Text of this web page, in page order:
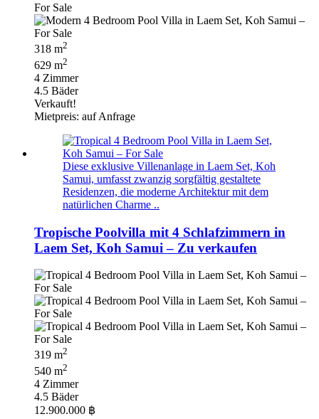
318 m2
629 m2
4 Zimmer
4.5 Bäder
Verkauft!
Mietpreis: auf Anfrage
Diese exklusive Villenanlage in Laem Set, Koh
Samui, umfasst zwanzig sorgfältig gestaltete
Residenzen, die moderne Architektur mit dem
natürlichen Charme ..
Tropische Poolvilla mit 4 Schlafzimmern in
Laem Set, Koh Samui – Zu verkaufen
319 m2
540 m2
4 Zimmer
4.5 Bäder
12.900.000 ฿